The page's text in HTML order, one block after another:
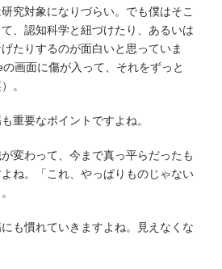
究対象になりづらい。でも僕はそこ
、認知科学と紐づけたり、あるいは
たりするのが面白いと思っていま
画面に傷が入って、それをずっと
。
重要なポイントですよね。
変わって、今まで真っ平らだったも
ね。「これ、やっぱりものじゃない
も慣れていきますよね。見えなくな